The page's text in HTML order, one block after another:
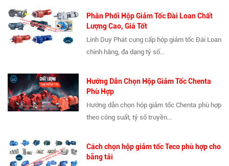
Phân Phối Hộp Giảm Tốc Đài Loan Chất
Lượng Cao, Giá Tốt
Linh Duy Phát cung cấp hộp giảm tốc Đài Loan
chính hãng, đa dạng tỷ số...
Hướng Dẫn Chọn Hộp Giảm Tốc Chenta
Phù Hợp
Hướng dẫn chọn hộp giảm tốc Chenta phù hợp
theo công suất, tỷ số truyền...
Cách chọn hộp giảm tốc Teco phù hợp cho
băng tải